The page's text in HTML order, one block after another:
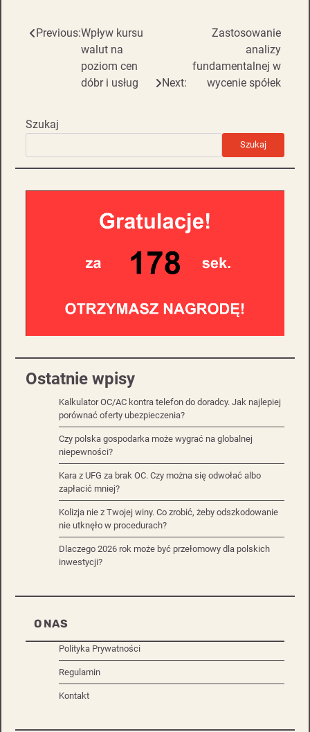
Nawigacja
Previous:Wpływ kursu
walut na
poziom cen
dóbr i usług
Next:
Zastosowanie
analizy
fundamentalnej w
wycenie spółek
Szukaj
Szukaj
Ostatnie wpisy
Kalkulator OC/AC kontra telefon do doradcy. Jak najlepiej
porównać oferty ubezpieczenia?
Czy polska gospodarka może wygrać na globalnej
niepewności?
Kara z UFG za brak OC. Czy można się odwołać albo
zapłacić mniej?
Kolizja nie z Twojej winy. Co zrobić, żeby odszkodowanie
nie utknęło w procedurach?
Dlaczego 2026 rok może być przełomowy dla polskich
inwestycji?
O NAS
Polityka Prywatności
Regulamin
Kontakt